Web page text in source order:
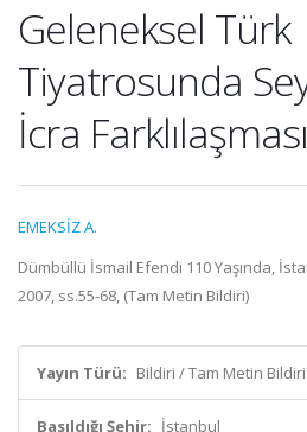
Geleneksel Türk
Tiyatrosunda
İcra Farklılaşması
EMEKSİZ A.
Dümbüllü İsmail Efendi 110 Yaşında,
2007, ss.55-68, (Tam Metin Bildiri)
Yayın Türü: Bildiri / Tam Metin Bildiri
Basıldığı Şehir: İstanbul